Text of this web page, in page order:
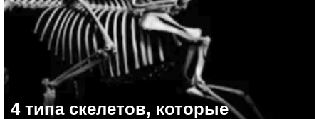
4 типа скелетов, которые